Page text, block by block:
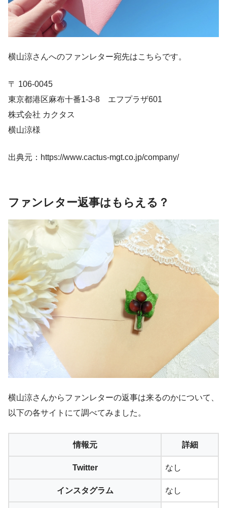
横山涼さんへのファンレター宛先はこちらです。
〒 106-0045
東京都港区麻布十番1-3-8 エフプラザ601
株式会社 カクタス
横山涼様
出典元：https://www.cactus-mgt.co.jp/company/
ファンレター返事はもらえる？
横山涼さんからファンレターの返事は来るのかについて、
以下の各サイトにて調べてみました。
情報元 詳細
Twitter なし
インスタグラム なし